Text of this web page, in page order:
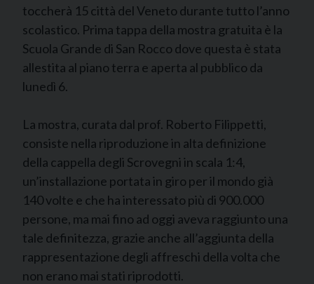
toccherà 15 città del Veneto durante tutto l’anno
scolastico. Prima tappa della mostra gratuita è la
Scuola Grande di San Rocco dove questa è stata
allestita al piano terra e aperta al pubblico da
lunedì 6.
La mostra, curata dal prof. Roberto Filippetti,
consiste nella riproduzione in alta definizione
della cappella degli Scrovegni in scala 1:4,
un’installazione portata in giro per il mondo già
140 volte e che ha interessato più di 900.000
persone, ma mai fino ad oggi aveva raggiunto una
tale definitezza, grazie anche all’aggiunta della
rappresentazione degli affreschi della volta che
non erano mai stati riprodotti.